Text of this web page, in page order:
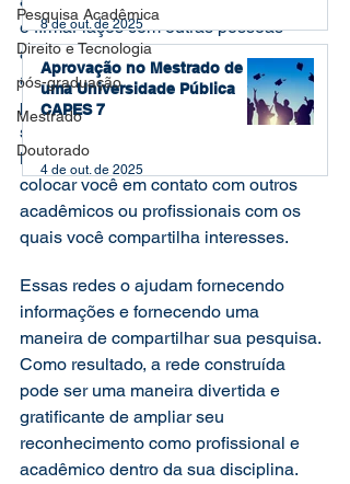
Pesquisa Acadêmica
Direito e Tecnologia
pós-graduação
Mestrado
Doutorado
e firmar laços com outras pessoas
apenas com o objetivo de se
autopromover. Não precisa ser assim: é
possível criar laços verdadeiros e que
se tornarão verdadeiras amizades ao
longo do tempo. O networking significa
colocar você em contato com outros
acadêmicos ou profissionais com os
quais você compartilha interesses.
Essas redes o ajudam fornecendo
informações e fornecendo uma
maneira de compartilhar sua pesquisa.
Como resultado, a rede construída
pode ser uma maneira divertida e
gratificante de ampliar seu
reconhecimento como profissional e
acadêmico dentro da sua disciplina.
8 de out. de 2025
Aprovação no Mestrado de
uma Universidade Pública
CAPES 7
4 de out. de 2025